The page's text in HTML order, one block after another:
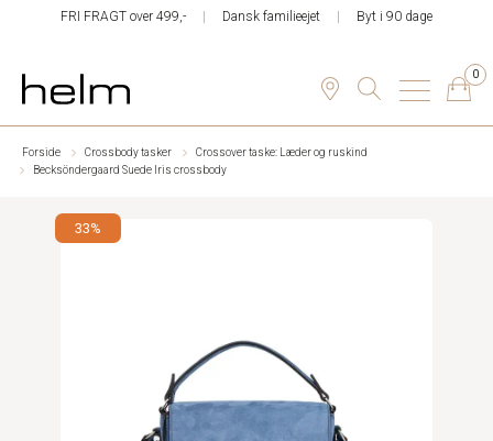
FRI FRAGT over 499,- Dansk familieejet Byt i 90 dage
0
Forside Crossbody tasker
Crossover taske: Læder og ruskind
Becksöndergaard Suede Iris crossbody
33%